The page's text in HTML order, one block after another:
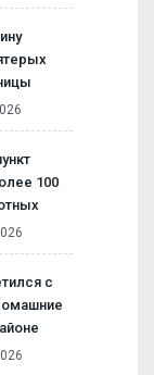
100
с